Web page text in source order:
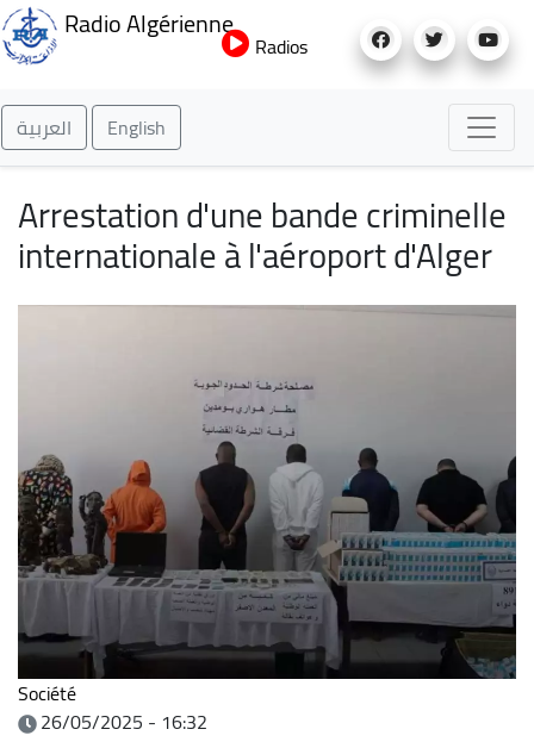
au
Radio Algérienne
Radios
العربية English
Arrestation d'une bande criminelle
internationale à l'aéroport d'Alger
Société
26/05/2025 - 16:32